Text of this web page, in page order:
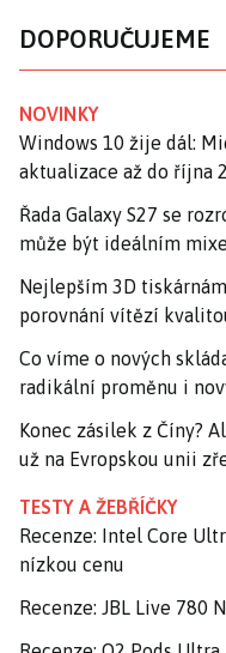
DOPORUČUJEME
NOVINKY
Windows 10 žije dál:
aktualizace až do října
Řada Galaxy S27 se
může být ideálním
Nejlepším 3D
porovnání vítězí
Co víme o nových
radikální proměnu i
Konec zásilek z Číny?
už na Evropskou unii
TESTY A ŽEBŘÍČKY
Recenze: Intel Core
nízkou cenu
Recenze: JBL Live 780